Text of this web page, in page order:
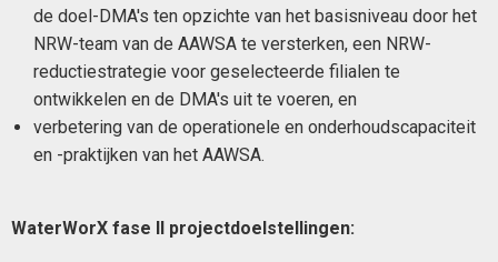
de doel-DMA's ten opzichte van het basisniveau door het
NRW-team van de AAWSA te versterken, een NRW-
reductiestrategie voor geselecteerde filialen te
ontwikkelen en de DMA's uit te voeren, en
verbetering van de operationele en onderhoudscapaciteit
en -praktijken van het AAWSA.
WaterWorX fase II projectdoelstellingen: